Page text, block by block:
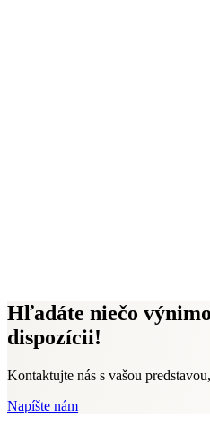
Hľadáte niečo
dispozícii!
Kontaktujte nás s vašou
Napíšte nám